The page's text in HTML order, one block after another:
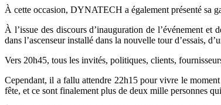
À cette occasion, DYNATECH a également présenté sa
À l’issue des discours d’inauguration de l’événement
dans l’ascenseur installé dans la nouvelle tour d’essais,
Vers 20h45, tous les invités, politiques, clients,
Cependant, il a fallu attendre 22h15 pour vivre le
fête, et ce sont finalement plus de deux mille personnes